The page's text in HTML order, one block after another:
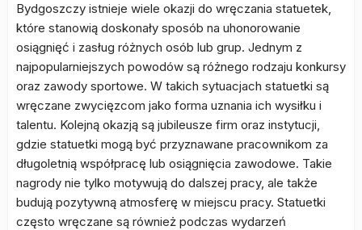
Bydgoszczy istnieje wiele okazji do wręczania statuetek,
które stanowią doskonały sposób na uhonorowanie
osiągnięć i zasług różnych osób lub grup. Jednym z
najpopularniejszych powodów są różnego rodzaju konkursy
oraz zawody sportowe. W takich sytuacjach statuetki są
wręczane zwycięzcom jako forma uznania ich wysiłku i
talentu. Kolejną okazją są jubileusze firm oraz instytucji,
gdzie statuetki mogą być przyznawane pracownikom za
długoletnią współpracę lub osiągnięcia zawodowe. Takie
nagrody nie tylko motywują do dalszej pracy, ale także
budują pozytywną atmosferę w miejscu pracy. Statuetki
często wręczane są również podczas wydarzeń